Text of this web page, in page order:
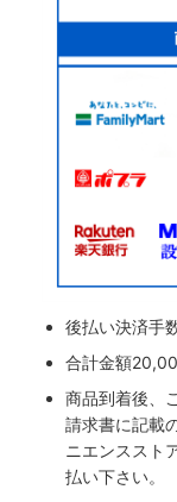
後払い決済手
合計金額
商品到着後、
請求書に記載
ニエンススト
払い下さい。